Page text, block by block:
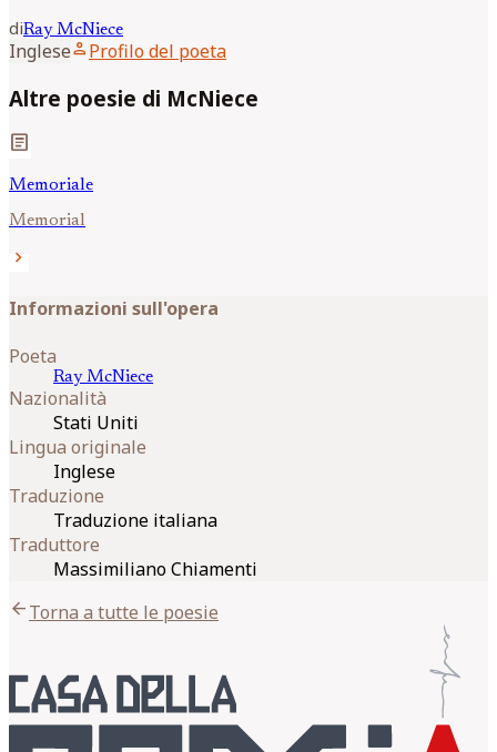
diRay McNiece
Ingleseperson Profilo del poeta
Altre poesie di McNiece
article
Memoriale
Memorial
chevron_right
Informazioni sull'opera
Poeta
Ray McNiece
Nazionalità
Stati Uniti
Lingua originale
Inglese
Traduzione
Traduzione italiana
Traduttore
Massimiliano Chiamenti
arrow_backTorna a tutte le poesie